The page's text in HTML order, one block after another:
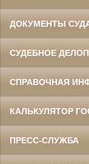
ДОКУМЕНТЫ
СУДЕБНОЕ
СПРАВОЧНАЯ
КАЛЬКУЛЯТОР
ПРЕСС-СЛУЖБА